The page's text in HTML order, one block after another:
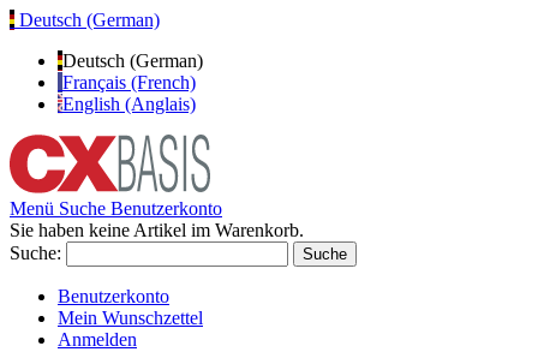
Deutsch (German)
Deutsch (German)
Français (French)
English (Anglais)
Menü Suche Benutzerkonto
Sie haben keine Artikel im Warenkorb.
Suche:
Suche
Benutzerkonto
Mein Wunschzettel
Anmelden